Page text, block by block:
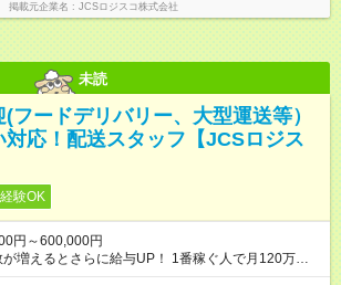
掲載元企業名 JCSロジスコ株式会社
未読
ードデリバリー、大型運送等）
対応！配送スタッフ【JCSロジス
験OK
円～600,000円
増えるとさらに給与UP！ 1番稼ぐ人で月120万ほ